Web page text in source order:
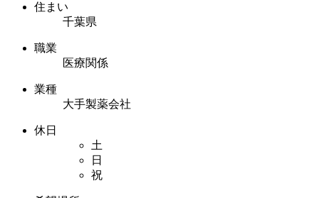
住まい
千葉県
職業
医療関係
業種
大手製薬会社
休日
土
日
祝